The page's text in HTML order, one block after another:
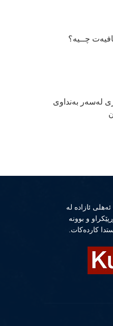
چــیە؟
لەسەر بەنداوی
ئازادە لە
و بوونە
كاردەكات.